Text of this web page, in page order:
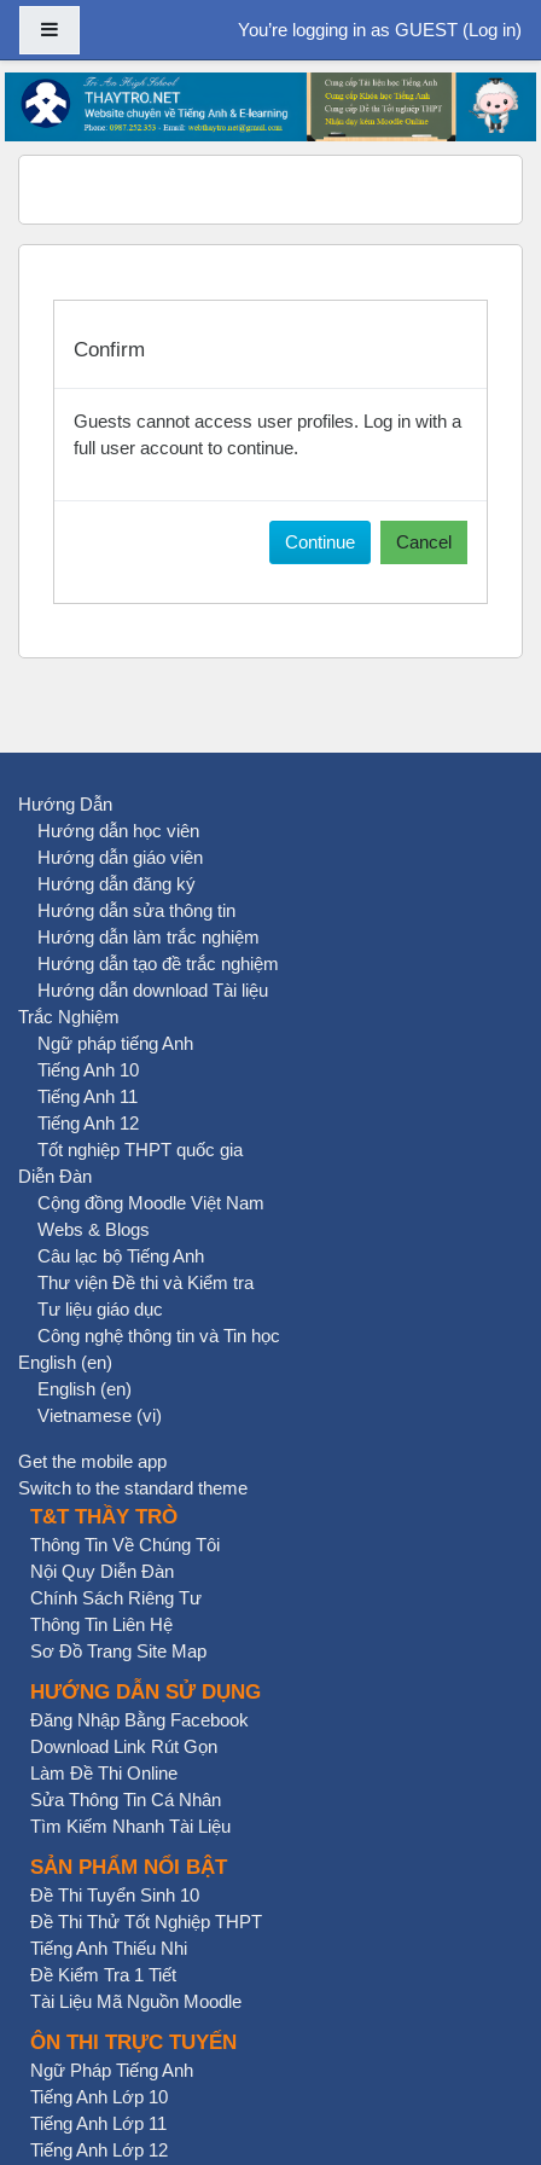
Skip to main content
You’re logging in as GUEST (Log in)
Confirm
Guests cannot access user profiles. Log in with a
full user account to continue.
Continue Cancel
Hướng Dẫn
Hướng dẫn học viên
Hướng dẫn giáo viên
Hướng dẫn đăng ký
Hướng dẫn sửa thông tin
Hướng dẫn làm trắc nghiệm
Hướng dẫn tạo đề trắc nghiệm
Hướng dẫn download Tài liệu
Trắc Nghiệm
Ngữ pháp tiếng Anh
Tiếng Anh 10
Tiếng Anh 11
Tiếng Anh 12
Tốt nghiệp THPT quốc gia
Diễn Đàn
Cộng đồng Moodle Việt Nam
Webs & Blogs
Câu lạc bộ Tiếng Anh
Thư viện Đề thi và Kiểm tra
Tư liệu giáo dục
Công nghệ thông tin và Tin học
English ‎(en)‎
English ‎(en)‎
Vietnamese ‎(vi)‎
Get the mobile app
Switch to the standard theme
T&T THẦY TRÒ
Thông Tin Về Chúng Tôi
Nội Quy Diễn Đàn
Chính Sách Riêng Tư
Thông Tin Liên Hệ
Sơ Đồ Trang Site Map
HƯỚNG DẪN SỬ DỤNG
Đăng Nhập Bằng Facebook
Download Link Rút Gọn
Làm Đề Thi Online
Sửa Thông Tin Cá Nhân
Tìm Kiếm Nhanh Tài Liệu
SẢN PHẨM NỔI BẬT
Đề Thi Tuyển Sinh 10
Đề Thi Thử Tốt Nghiệp THPT
Tiếng Anh Thiếu Nhi
Đề Kiểm Tra 1 Tiết
Tài Liệu Mã Nguồn Moodle
ÔN THI TRỰC TUYẾN
Ngữ Pháp Tiếng Anh
Tiếng Anh Lớp 10
Tiếng Anh Lớp 11
Tiếng Anh Lớp 12